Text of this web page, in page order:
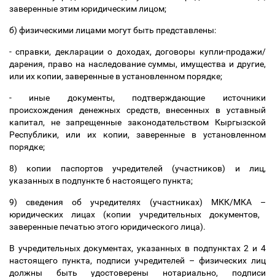
заверенные этим юридическим лицом;
б) физическими лицами могут быть представлены:
- справки, декларации о доходах, договоры купли-продажи/
дарения, право на наследование суммы, имущества и другие,
или их копии, заверенные в установленном порядке;
- иные документы, подтверждающие источники
происхождения денежных средств, внесенных в уставный
капитал, не запрещенные законодательством Кыргызской
Республики, или их копии, заверенные в установленном
порядке;
8) копии паспортов учредителей (участников) и лиц,
указанных в подпункте 6 настоящего пункта;
9) сведения об учредителях (участниках) МКК/МКА –
юридических лицах (копии учредительных документов,
заверенные печатью этого юридического лица).
В учредительных документах, указанных в подпунктах 2 и 4
настоящего пункта, подписи учредителей – физических лиц
должны быть удостоверены нотариально, подписи